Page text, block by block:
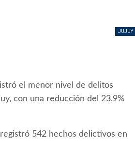
JUJUY
el menor nivel de delitos
con una reducción del 23,9%
542 hechos delictivos en